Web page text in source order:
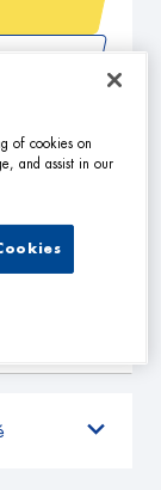
of cookies on
and assist in our